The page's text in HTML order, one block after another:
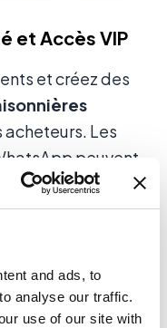
and ads, to
analyse our traffic.
use of our site with
et Accès VIP
et créez des
acheteurs. Les
peuvent
personnalisés,
et des offres
renforce la
les concurrents